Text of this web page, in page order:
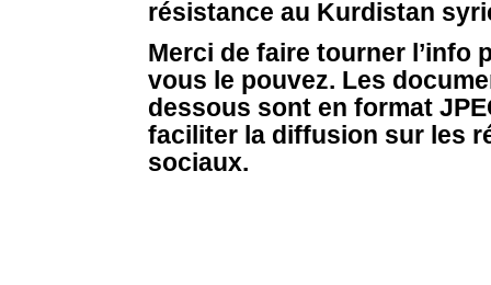
résistance au Kurdistan
Merci de faire tourner l’info
vous le pouvez. Les
dessous sont en format
faciliter la diffusion sur les
sociaux.